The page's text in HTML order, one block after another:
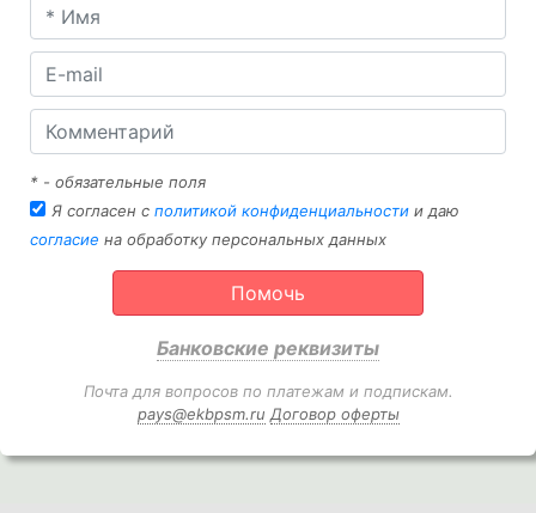
* - обязательные поля
Я согласен с политикой конфиденциальности и даю
согласие на обработку персональных данных
Помочь
Банковские реквизиты
Почта для вопросов по платежам и подпискам.
pays@ekbpsm.ru Договор оферты